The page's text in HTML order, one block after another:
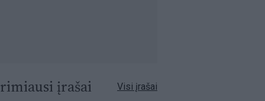
įrašai Visi įrašai